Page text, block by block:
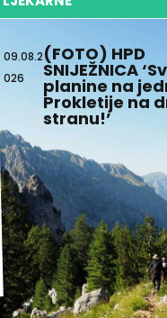
09.08.2
026
(FOTO) HPD
SNIJEŽNICA
planine na
Prokletije na
stranu!’